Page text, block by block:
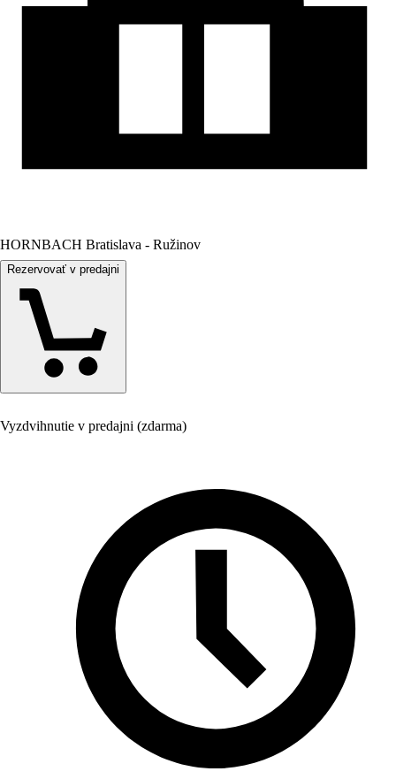
HORNBACH Bratislava - Ružinov
Rezervovať v predajni
Vyzdvihnutie v predajni (zdarma)